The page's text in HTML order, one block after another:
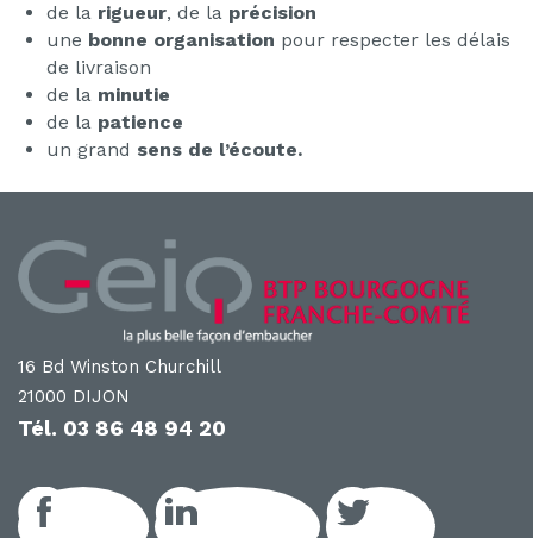
de la rigueur, de la précision
une bonne organisation pour respecter les délais
de livraison
de la minutie
de la patience
un grand sens de l’écoute.
16 Bd Winston Churchill
21000 DIJON
Tél. 03 86 48 94 20
Facebook LinkedIn GEIQ Twitter